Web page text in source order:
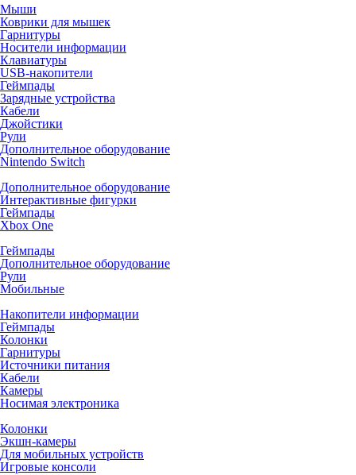
Мыши
Коврики для мышек
Гарнитуры
Носители информации
Клавиатуры
USB-накопители
Геймпады
Зарядные устройства
Кабели
Джойстики
Рули
Дополнительное оборудование
Nintendo Switch
Дополнительное оборудование
Интерактивные фигурки
Геймпады
Xbox One
Геймпады
Дополнительное оборудование
Рули
Мобильные
Накопители информации
Геймпады
Колонки
Гарнитуры
Источники питания
Кабели
Камеры
Носимая электроника
Колонки
Экшн-камеры
Для мобильных устройств
Игровые консоли